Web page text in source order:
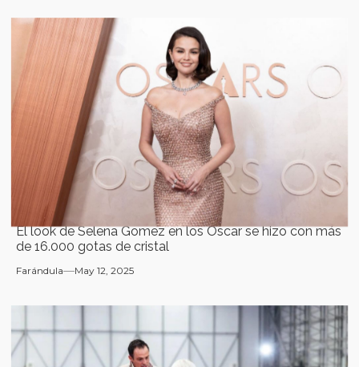
El look de Selena Gomez en los Oscar se hizo con más
de 16.000 gotas de cristal
Farándula May 12, 2025